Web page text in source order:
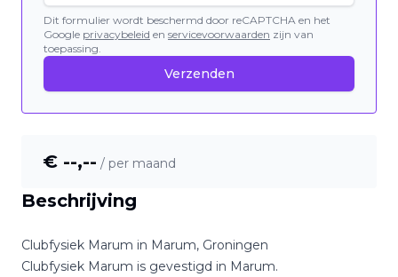
Beschrijving
Clubfysiek Marum in Marum, Groningen
Clubfysiek Marum is gevestigd in Marum.
Dit formulier wordt beschermd door reCAPTCHA en het
Google privacybeleid en servicevoorwaarden zijn van
toepassing.
Verzenden
€ --,-- / per maand